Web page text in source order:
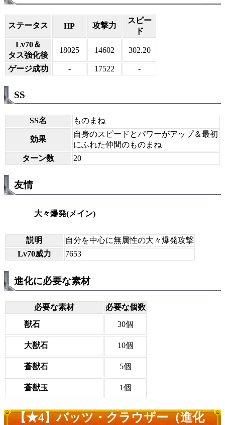
ステータス HP 攻撃力
スピー
ド
Lv70＆
タス強化後
18025 14602 302.20
ゲージ成功 - 17522 -
SS
SS名 ものまね
効果
自身のスピードとパワーがアップ＆最初
にふれた仲間のものまね
ターン数
20
友情
大々爆発(メイン)
説明
自分を中心に無属性の大々爆発攻撃
Lv70威力
7653
進化に必要な素材
必要な素材
必要な個数
獣石
30個
大獣石 10個
蒼獣石 5個
蒼獣玉 1個
【★4】バッツ・クラウザー（進化